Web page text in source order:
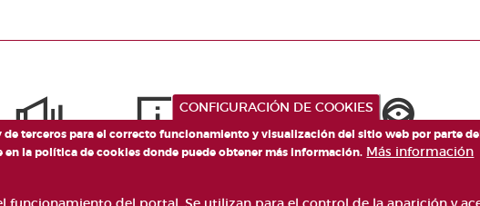
CONFIGURACIÓN DE COOKIES
terceros para el correcto funcionamiento y visualización del sitio web por parte
en la política de cookies donde puede obtener más información. Más información